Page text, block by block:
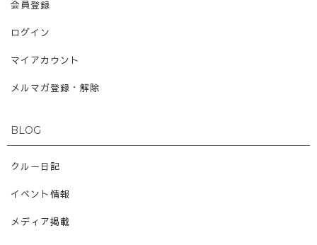
会員登録
ログイン
マイアカウント
メルマガ登録・解除
BLOG
クルー日記
イベント情報
メディア掲載